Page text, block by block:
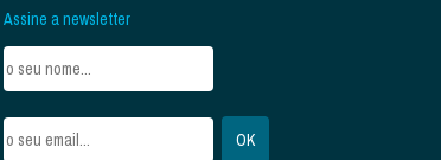
Assine a newsletter